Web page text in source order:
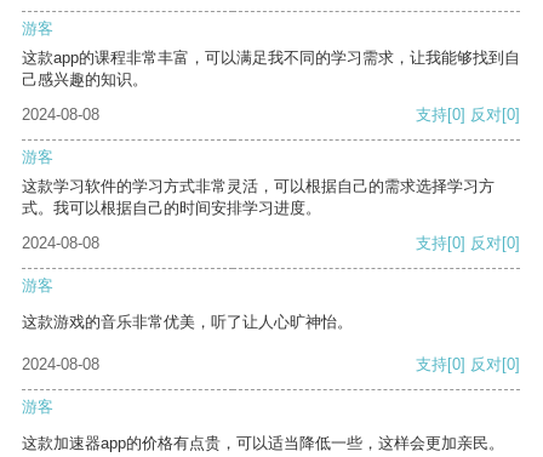
游客
这款app的课程非常丰富，可以满足我不同的学习需求，让我能够找到自
己感兴趣的知识。
2024-08-08
支持[0] 反对[0]
游客
这款学习软件的学习方式非常灵活，可以根据自己的需求选择学习方
式。我可以根据自己的时间安排学习进度。
2024-08-08
支持[0] 反对[0]
游客
这款游戏的音乐非常优美，听了让人心旷神怡。
2024-08-08 支持[0] 反对[0]
游客
这款加速器app的价格有点贵，可以适当降低一些，这样会更加亲民。